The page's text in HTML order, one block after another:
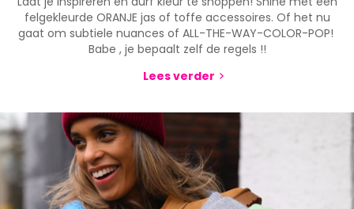
felgekleurde ORANJE jas of toffe accessoires. Of het nu
gaat om subtiele nuances of ALL-THE-WAY-COLOR-POP!
Babe , je bepaalt zelf de regels !!
Lees verder